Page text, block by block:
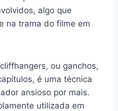
algo que
na trama do filme em
ou ganchos,
é uma técnica
ansioso por mais.
utilizada em